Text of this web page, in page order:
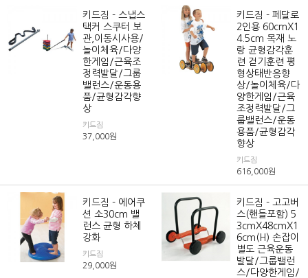
키드짐 - 스냅스
택커 스쿠터 보
관,이동시사용/
놀이체육/다양
한게임/근육조
정력발달/그룹
밸런스/운동용
품/균형감각향
상
키드짐
37,000원
키드짐 - 페달로
2인용 60cmX1
4.5cm 목재 노
랑 균형감각훈
련 걷기훈련 평
형상태반응향
상/놀이체육/다
양한게임/근육
조정력발달/그
룹밸런스/운동
용품/균형감각
향상
키드짐
616,000원
키드짐 - 에어쿠
션 소30cm 밸
런스 균형 하체
강화
키드짐
29,000원
키드짐 - 고고버
스(핸들포함) 5
3cmX48cmX1
6cm(H) 손잡이
별도 근육운동
발달/그룹밸런
스/다양한게임/